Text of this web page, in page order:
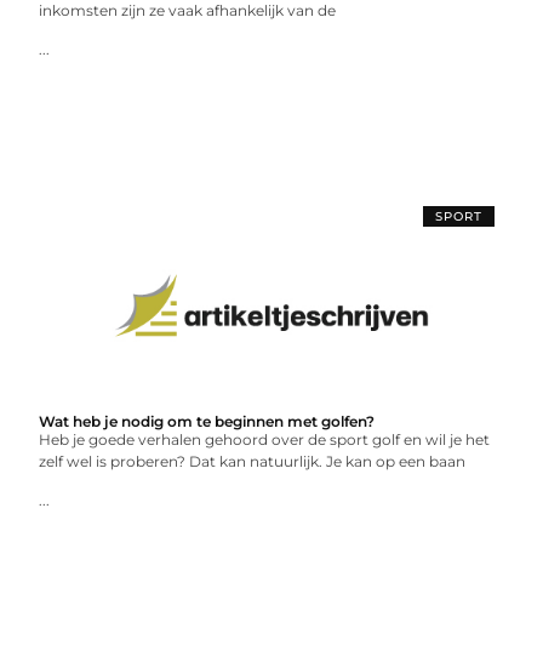
inkomsten zijn ze vaak afhankelijk van de
...
SPORT
Wat heb je nodig om te beginnen met golfen?
Heb je goede verhalen gehoord over de sport golf en wil je het
zelf wel is proberen? Dat kan natuurlijk. Je kan op een baan
...